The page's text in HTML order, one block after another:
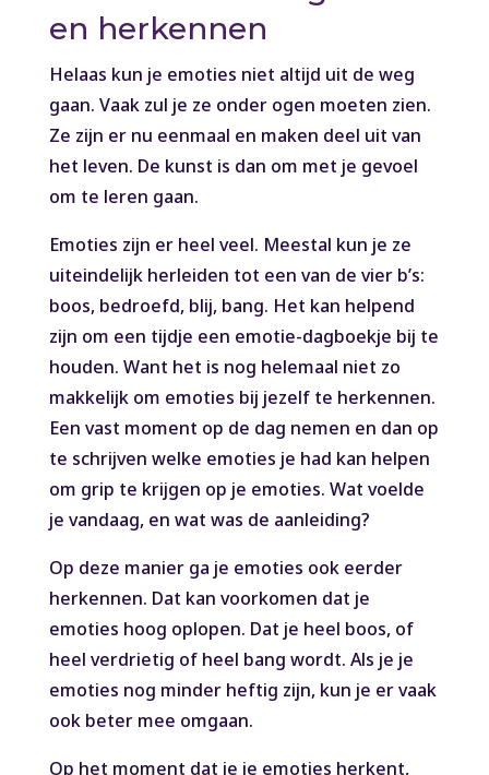
en herkennen
Helaas kun je emoties niet altijd uit de weg
gaan. Vaak zul je ze onder ogen moeten zien.
Ze zijn er nu eenmaal en maken deel uit van
het leven. De kunst is dan om met je gevoel
om te leren gaan.
Emoties zijn er heel veel. Meestal kun je ze
uiteindelijk herleiden tot een van de vier b’s:
boos, bedroefd, blij, bang. Het kan helpend
zijn om een tijdje een emotie-dagboekje bij te
houden. Want het is nog helemaal niet zo
makkelijk om emoties bij jezelf te herkennen.
Een vast moment op de dag nemen en dan op
te schrijven welke emoties je had kan helpen
om grip te krijgen op je emoties. Wat voelde
je vandaag, en wat was de aanleiding?
Op deze manier ga je emoties ook eerder
herkennen. Dat kan voorkomen dat je
emoties hoog oplopen. Dat je heel boos, of
heel verdrietig of heel bang wordt. Als je je
emoties nog minder heftig zijn, kun je er vaak
ook beter mee omgaan.
Op het moment dat je je emoties herkent,